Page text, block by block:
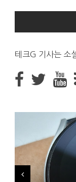
테크G 기사는 소